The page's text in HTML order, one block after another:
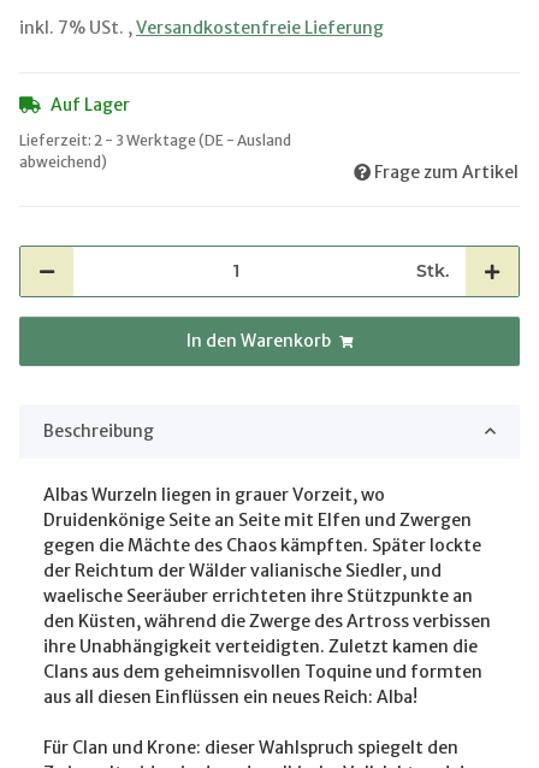
inkl. 7% USt. ,Versandkostenfreie Lieferung
Auf Lager
Lieferzeit: 2 - 3 Werktage(DE - Ausland
abweichend)
Frage zum Artikel
Stk.
In den Warenkorb
Beschreibung
Albas Wurzeln liegen in grauer Vorzeit, wo
Druidenkönige Seite an Seite mit Elfen und Zwergen
gegen die Mächte des Chaos kämpften. Später lockte
der Reichtum der Wälder valianische Siedler, und
waelische Seeräuber errichteten ihre Stützpunkte an
den Küsten, während die Zwerge des Artross verbissen
ihre Unabhängigkeit verteidigten. Zuletzt kamen die
Clans aus dem geheimnisvollen Toquine und formten
aus all diesen Einflüssen ein neues Reich: Alba!
Für Clan und Krone: dieser Wahlspruch spiegelt den